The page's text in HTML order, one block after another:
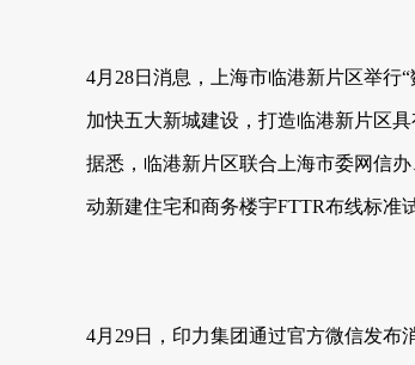
4月28日消息，上海市临港新片区举行
加快五大新城建设，打造临港新片区
据悉，临港新片区联合上海市委网信
动新建住宅和商务楼宇FTTR布线标准
4月29日，印力集团通过官方微信发布